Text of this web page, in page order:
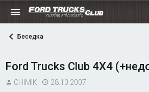
Беседка
Ford Trucks Club 4X4
А
CHIMIK
Д
28.10.2007